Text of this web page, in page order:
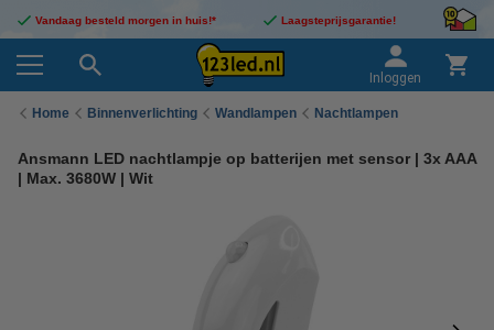
Vandaag besteld morgen in huis!* Laagsteprijsgarantie!
Inloggen
Home Binnenverlichting Wandlampen Nachtlampen
Ansmann LED nachtlampje op batterijen met sensor | 3x AAA
| Max. 3680W | Wit